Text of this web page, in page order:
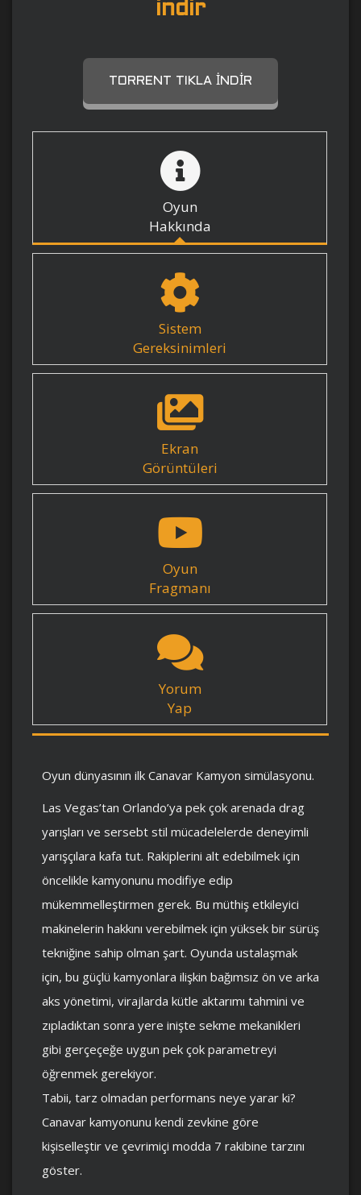
indir
TORRENT TIKLA İNDIR
Oyun
Hakkında
Sistem
Gereksinimleri
Ekran
Görüntüleri
Oyun
Fragmanı
Yorum
Yap
Oyun dünyasının ilk Canavar Kamyon simülasyonu.
Las Vegas’tan Orlando’ya pek çok arenada drag
yarışları ve sersebt stil mücadelelerde deneyimli
yarışçılara kafa tut. Rakiplerini alt edebilmek için
öncelikle kamyonunu modifiye edip
mükemmelleştirmen gerek. Bu müthiş etkileyici
makinelerin hakkını verebilmek için yüksek bir sürüş
tekniğine sahip olman şart. Oyunda ustalaşmak
için, bu güçlü kamyonlara ilişkin bağımsız ön ve arka
aks yönetimi, virajlarda kütle aktarımı tahmini ve
zıpladıktan sonra yere inişte sekme mekanikleri
gibi gerçeçeğe uygun pek çok parametreyi
öğrenmek gerekiyor.
Tabii, tarz olmadan performans neye yarar ki?
Canavar kamyonunu kendi zevkine göre
kişiselleştir ve çevrimiçi modda 7 rakibine tarzını
göster.